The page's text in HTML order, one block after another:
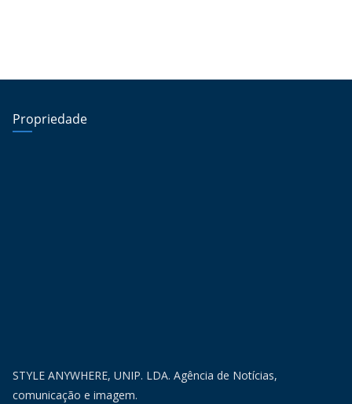
Propriedade
STYLE ANYWHERE, UNIP. LDA. Agência de Notícias,
comunicação e imagem.